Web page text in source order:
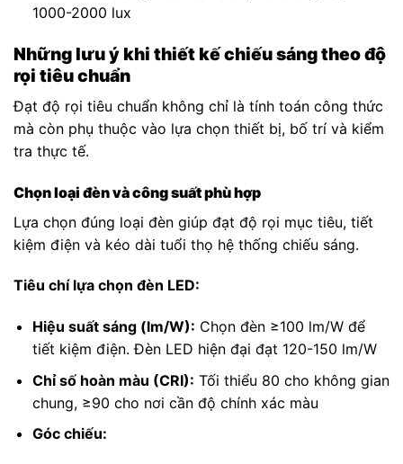
1000-2000 lux
Những lưu ý khi thiết kế chiếu sáng theo độ
rọi tiêu chuẩn
Đạt độ rọi tiêu chuẩn không chỉ là tính toán công thức
mà còn phụ thuộc vào lựa chọn thiết bị, bố trí và kiểm
tra thực tế.
Chọn loại đèn và công suất phù hợp
Lựa chọn đúng loại đèn giúp đạt độ rọi mục tiêu, tiết
kiệm điện và kéo dài tuổi thọ hệ thống chiếu sáng.
Tiêu chí lựa chọn đèn LED:
Hiệu suất sáng (lm/W): Chọn đèn ≥100 lm/W để
tiết kiệm điện. Đèn LED hiện đại đạt 120-150 lm/W
Chỉ số hoàn màu (CRI): Tối thiểu 80 cho không gian
chung, ≥90 cho nơi cần độ chính xác màu
Góc chiếu: